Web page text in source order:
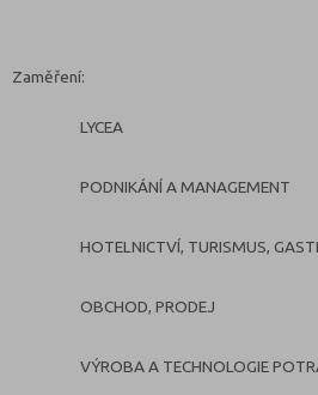
Zaměření:
LYCEA
PODNIKÁNÍ A MANAGEMENT
HOTELNICTVÍ, TURISMUS,
OBCHOD, PRODEJ
VÝROBA A TECHNOLOGIE